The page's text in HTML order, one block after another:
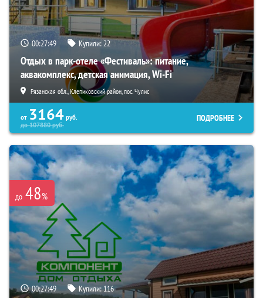
00:27:48 Купили:22
Отдых в парк-отеле «Фестиваль»: питание,
аквакомплекс, детская анимация, Wi-Fi
Рязанская обл., Клепиковский район, пос. Чулис
от 3164 руб.
до107880руб.
ПОДРОБНЕЕ
до 48%
00:27:48 Купили: 116